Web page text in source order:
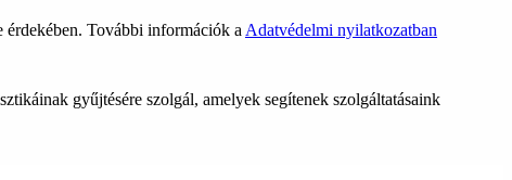
érdekében. További információk a Adatvédelmi nyilatkozatban
gyűjtésére szolgál, amelyek segítenek szolgáltatásaink